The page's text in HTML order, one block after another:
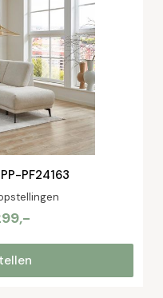
PF24163